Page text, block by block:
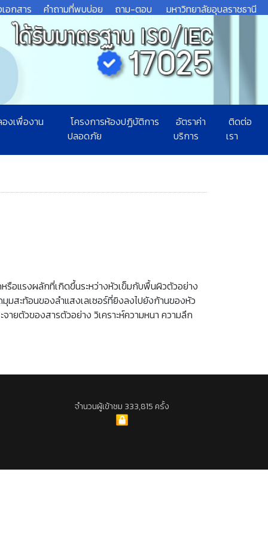
อกสาร คำถามที่พบบ่อย ถาม-ตอบ มหาวิทยาลัยอุบลราชธานี
งเพื่องาน
โครงการห้องปฏิบัติการ
ปลอดภัย
อัตราค่า
บริการ
ติดต่อ
เรา
รงผลักที่เกิดขึ้นระหว่างหัวเข็มกับพื้นผิวตัวอย่าง
สะท้อนของลำแสงเลเซอร์ที่ยิงลงไปยังก้านของหัว
ตัวของสารตัวอย่าง วิเคราะห์ความหนา ความลึก
จำนวนผู้เข้าชม 333,815 ครั้ง